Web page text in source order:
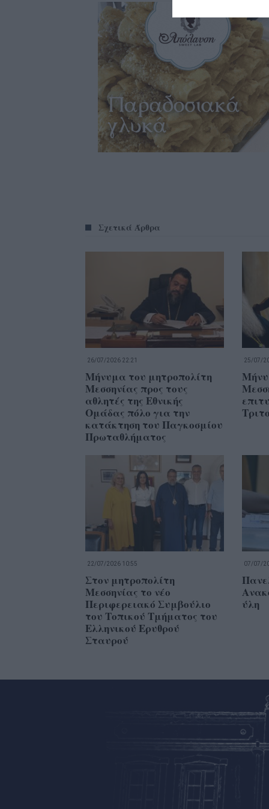
Σχετικά Άρθρα
26/07/2026 22:21
Μήνυμα του μητροπολίτη
Μεσσηνίας προς τους
αθλητές της Εθνικής
Ομάδας πόλο για την
κατάκτηση του Παγκοσμίου
Πρωταθλήματος
25/07/
22/07/2026 10:55
Στον μητροπολίτη
Μεσσηνίας το νέο
Περιφερειακό Συμβούλιο
του Τοπικού Τμήματος του
Ελληνικού Ερυθρού
Σταυρού
07/07/
ύλη